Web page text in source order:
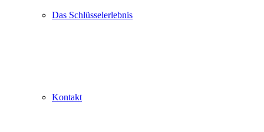
Das Schlüsselerlebnis
Kontakt